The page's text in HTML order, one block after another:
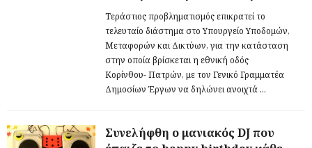
Τεράστιος προβληματισμός επικρατεί το
τελευταίο διάστημα στο Υπουργείο Υποδομών,
Μεταφορών και Δικτύων, για την κατάσταση
στην οποία βρίσκεται η εθνική οδός
Κορίνθου- Πατρών, με τον Γενικό Γραμματέα
Δημοσίων Έργων να δηλώνει ανοιχτά ...
Συνελήφθη ο μανιακός DJ που